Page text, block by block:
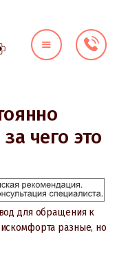
чего это
для обращения к
разные, но